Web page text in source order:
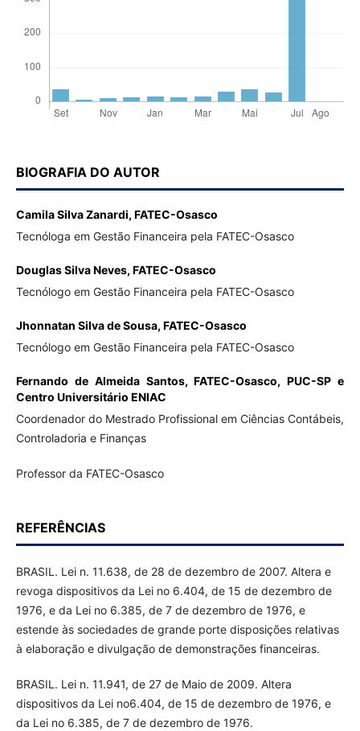
BIOGRAFIA DO AUTOR
Camila Silva Zanardi, FATEC-Osasco
Tecnóloga em Gestão Financeira pela FATEC-Osasco
Douglas Silva Neves, FATEC-Osasco
Tecnólogo em Gestão Financeira pela FATEC-Osasco
Jhonnatan Silva de Sousa, FATEC-Osasco
Tecnólogo em Gestão Financeira pela FATEC-Osasco
Fernando de Almeida Santos,FATEC-Osasco, PUC-SP e
Centro Universitário ENIAC
Coordenador do Mestrado Profissional em Ciências Contábeis,
Controladoria e Finanças
Professor da FATEC-Osasco
REFERÊNCIAS
BRASIL. Lei n. 11.638, de 28 de dezembro de 2007. Altera e
revoga dispositivos da Lei no 6.404, de 15 de dezembro de
1976, e da Lei no 6.385, de 7 de dezembro de 1976, e
estende às sociedades de grande porte disposições relativas
à elaboração e divulgação de demonstrações financeiras.
BRASIL. Lei n. 11.941, de 27 de Maio de 2009. Altera
dispositivos da Lei no6.404, de 15 de dezembro de 1976, e
da Lei no 6.385, de 7 de dezembro de 1976.